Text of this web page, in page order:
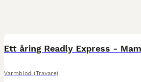
Varmblod (Travare)